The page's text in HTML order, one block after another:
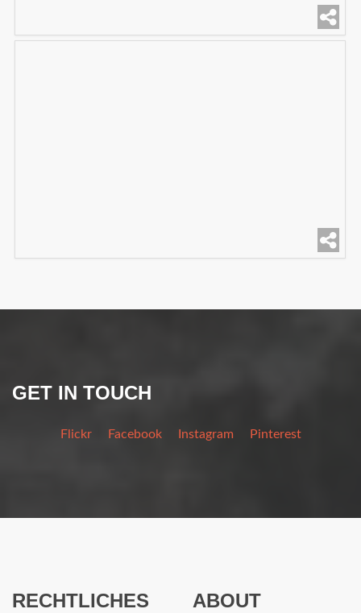
GET IN TOUCH
Flickr Facebook Instagram Pinterest
RECHTLICHES ABOUT